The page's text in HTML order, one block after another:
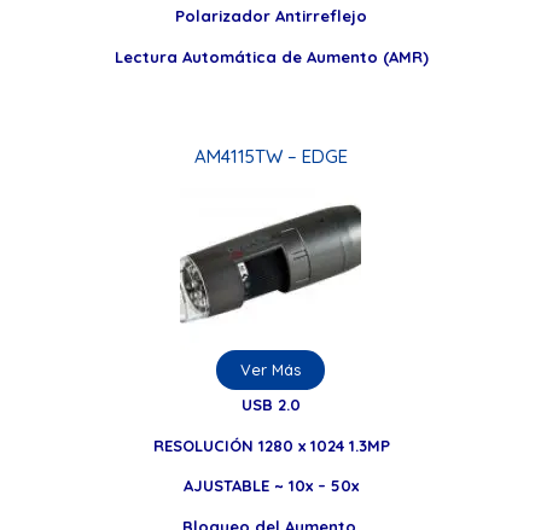
Polarizador Antirreflejo
Lectura Automática de Aumento (AMR)
AM4115TW – EDGE
USB 2.0
RESOLUCIÓN 1280 x 1024 1.3MP
AJUSTABLE ~ 10x – 50x
Bloqueo del Aumento
Ver Más